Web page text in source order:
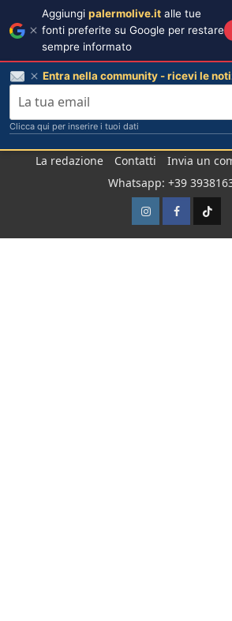
La redazione Contatti
Invia un
Whatsapp: +39
InstagramFacebook
TikTok
Aggiungi palermolive.it alle tue
fonti preferite su Google per restare
sempre informato
Entra nella community - ricevi le
Clicca qui per inserire i tuoi dati